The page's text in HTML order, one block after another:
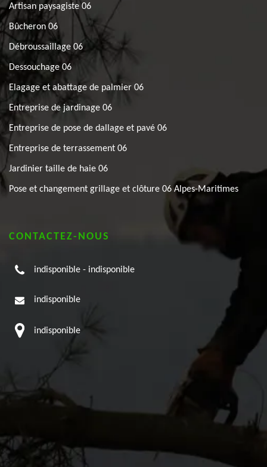
Artisan paysagiste 06
Bûcheron 06
Débroussaillage 06
Dessouchage 06
Elagage et abattage de palmier 06
Entreprise de jardinage 06
Entreprise de pose de dallage et pavé 06
Entreprise de terrassement 06
Jardinier taille de haie 06
Pose et changement grillage et clôture 06 Alpes-Maritimes
CONTACTEZ-NOUS
indisponible - indisponible
indisponible
indisponible